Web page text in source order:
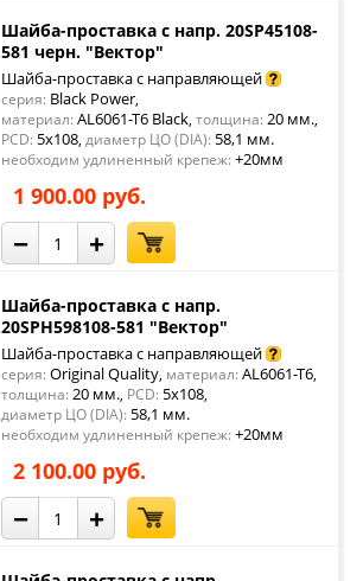
Шайба-проставка с напр. 20SP45108-
581 черн. "Вектор"
Шайба-проставка с направляющей
серия: Black Power,
материал: AL6061-T6 Black, толщина: 20 мм.,
PCD: 5x108, диаметр ЦО (DIA): 58,1 мм.
необходим удлиненный крепеж: +20мм
1 900.00 руб.
− +
Шайба-проставка с напр.
20SPH598108-581 "Вектор"
Шайба-проставка с направляющей
серия: Original Quality, материал: AL6061-T6,
толщина: 20 мм., PCD: 5x108,
диаметр ЦО (DIA): 58,1 мм.
необходим удлиненный крепеж: +20мм
2 100.00 руб.
− +